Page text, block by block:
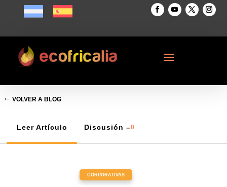
VOLVER A BLOG
Leer Artículo Discusión –0
CORPORATIVAS